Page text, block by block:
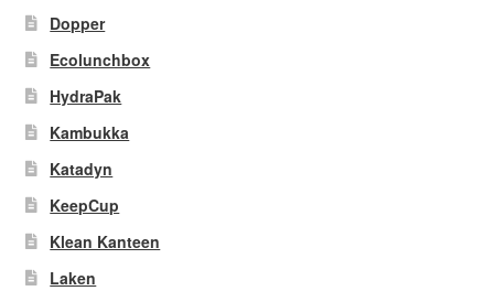
Dopper
Ecolunchbox
HydraPak
Kambukka
Katadyn
KeepCup
Klean Kanteen
Laken